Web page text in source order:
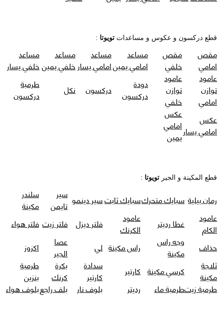
قطع دركسون و عكوس و مساعدات تويوتا :
مقص
امامي
مقص
خلفي
مساعد
امامي يمين
مساعد
امامي يسار
مساعد
خلفي يمين
مساعد
خلفي يسار
عامود
توازن
امامي
عامود
توازن
خلفي
دودة
دركسون
دركسون نكل
طرمبة
دركسون
عكس
امامي يسار
عكس
امامي
يمين
قطع المكينة و الجير تويوتا :
رمان بيلية سبايك متحركسبايك ثابتسير دينمو سير
تايمن
سلندر
مكينة
عامود
الكام
غطا رديتر
عامود
الكرنك
فلتر ديزل فلتر زيت فلتر هواء
حذاف
وجه راس
مكينة
راس مكينة لي
عصا
الجير
اكزوز
ثلاجة
مكينة
كرسي مكينة كارتير
سدادة
كارتير
بكرة
كرنك
طرمبة
بنزين
طرمبة زيتطرمبة ماء رديتر بلوف نار بلف راجعبلوف هواء